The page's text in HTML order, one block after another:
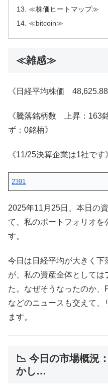
≪株価ヒートマップ≫
≪bitcoin≫
≪雑感≫
《日経平均株価
《騰落銘柄数 上昇：
ず：0銘柄》
《11/25決算企業は1社です
2391
2025年11月25日、本日の
て、私のポートフォリオを
す。
今日は日経平均が大きく下
が、私の資産全体としては
た。なぜそうなったのか
などのニュースも交えて、
ます。
📉 今日の市場概況
かし…